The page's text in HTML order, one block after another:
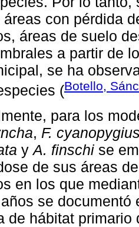
con pérdida
áreas de suelo
a partir de
se ha
(Botello,
para los
, F.
yA. finschi se
de sus áreas
en los que
se
de hábitat